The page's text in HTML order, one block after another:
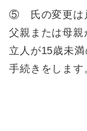
⑤ 氏の変更は
父親または母親
立人が15歳未
手続きをします